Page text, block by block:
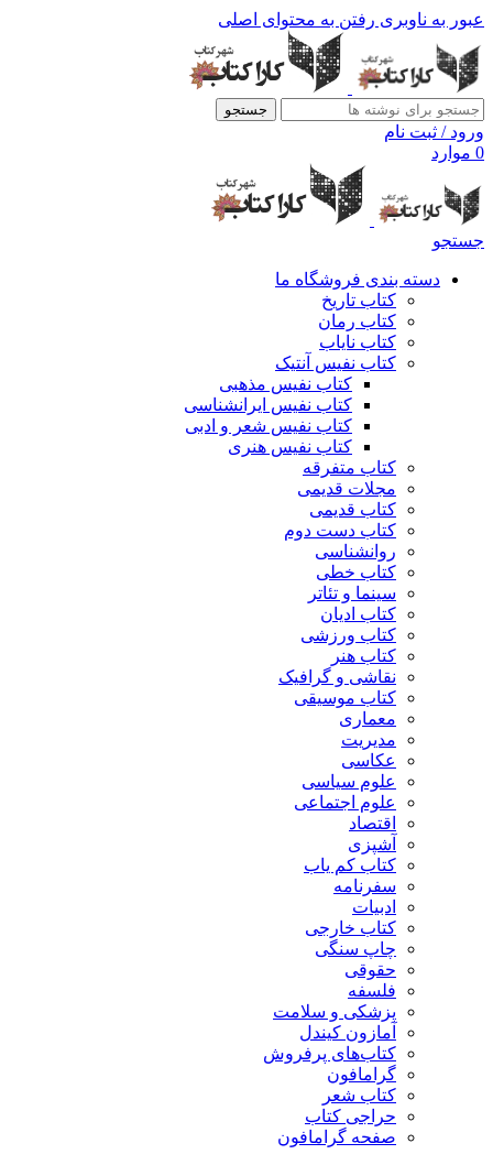
عبور به ناوبری رفتن به محتوای اصلی
جستجو
ورود / ثبت نام
0 موارد
جستجو
دسته بندی فروشگاه ما
کتاب تاریخ
کتاب رمان
کتاب نایاب
کتاب نفیس آنتیک
کتاب نفیس مذهبی
کتاب نفیس ایرانشناسی
کتاب نفیس شعر و ادبی
کتاب نفیس هنری
کتاب متفرقه
مجلات قدیمی
کتاب قدیمی
کتاب دست دوم
روانشناسی
کتاب خطی
سینما و تئاتر
کتاب ادیان
کتاب ورزشی
کتاب هنر
نقاشی و گرافیک
کتاب موسیقی
معماری
مدیریت
عکاسی
علوم سیاسی
علوم اجتماعی
اقتصاد
آشپزی
کتاب کم یاب
سفرنامه
ادبیات
کتاب خارجی
چاپ سنگی
حقوقی
فلسفه
پزشکی و سلامت
آمازون کیندل
کتاب‌های پرفروش
گرامافون
کتاب شعر
حراجی کتاب
صفحه گرامافون